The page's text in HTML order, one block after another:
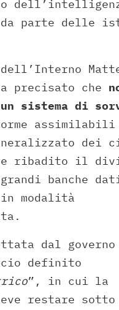
parte delle
precisato che
sistema di
assimilabili
dei
ribadito il
banche
modalità
dal
definito
”, in cui la
restare